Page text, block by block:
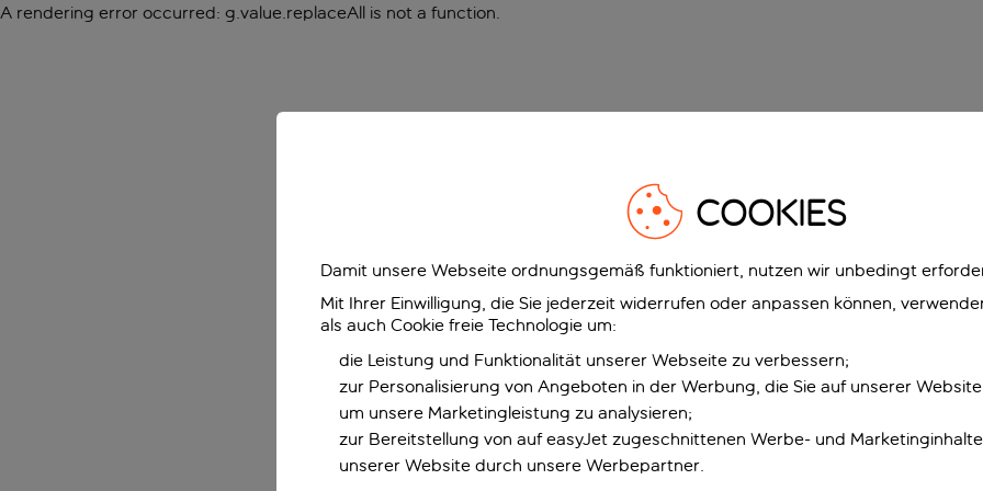
A rendering error occurred: g.value.replaceAll is not a function.
COOKIES
Damit unsere Webseite ordnungsgemäß funktioniert, nutzen wir unbedingt
Mit Ihrer Einwilligung, die Sie jederzeit widerrufen oder anpassen können,
als auch Cookie freie Technologie um:
die Leistung und Funktionalität unserer Webseite zu verbessern;
zur Personalisierung von Angeboten in der Werbung, die Sie auf unserer
um unsere Marketingleistung zu analysieren;
zur Bereitstellung von auf easyJet zugeschnittenen Werbe- und
unserer Website durch unsere Werbepartner.